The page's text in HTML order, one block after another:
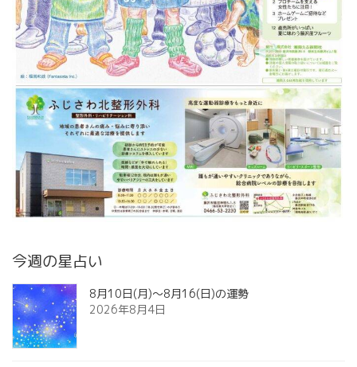
今週の星占い
8月10日(月)～8月16(日)の運勢
2026年8月4日